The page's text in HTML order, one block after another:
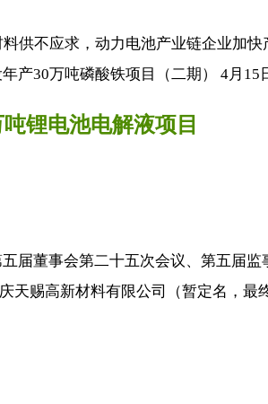
供不应求，动力电池产业链企业加
产30万吨磷酸铁项目（二期） 4月15
锂电池电解液项目
届董事会第二十五次会议、第五届
赐高新材料有限公司（暂定名，最